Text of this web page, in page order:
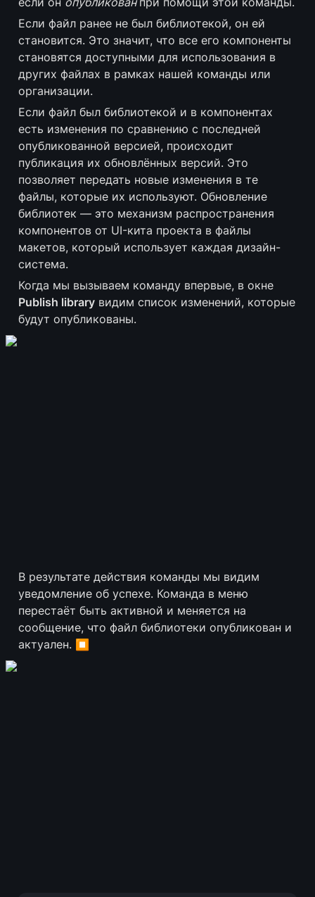
Если файл ранее не был библиотекой, он ей
становится. Это значит, что все его компоненты
становятся доступными для использования в
других файлах в рамках нашей команды или
организации.
Если файл был библиотекой и в компонентах
есть изменения по сравнению с последней
опубликованной версией, происходит
публикация их обновлённых версий. Это
позволяет передать новые изменения в те
файлы, которые их используют. Обновление
библиотек — это механизм распространения
компонентов от UI-кита проекта в файлы
макетов, который использует каждая дизайн-
система.
Publish library видим список изменений, которые
будут опубликованы.
В результате действия команды мы видим
уведомление об успехе. Команда в меню
перестаёт быть активной и меняется на
сообщение, что файл библиотеки опубликован и
актуален. ⏹️